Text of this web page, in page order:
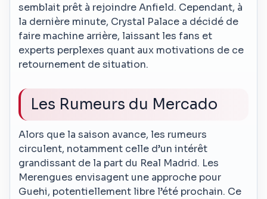
semblait prêt à rejoindre Anfield. Cependant, à
la dernière minute, Crystal Palace a décidé de
faire machine arrière, laissant les fans et
experts perplexes quant aux motivations de ce
retournement de situation.
Les Rumeurs du Mercado
Alors que la saison avance, les rumeurs
circulent, notamment celle d’un intérêt
grandissant de la part du Real Madrid. Les
Merengues envisagent une approche pour
Guehi, potentiellement libre l’été prochain. Ce